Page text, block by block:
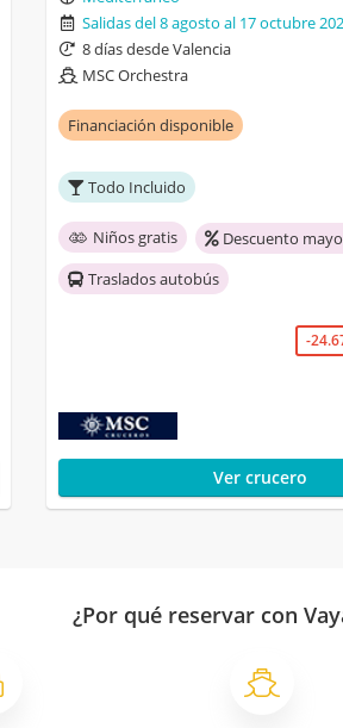
Salidas del 8 agosto al 17 octubre
8 días desde Valencia
MSC Orchestra
Financiación disponible
Todo Incluido
Niños gratis
Descuento
Traslados autobús
-
Ver crucero
¿Por qué reservar con